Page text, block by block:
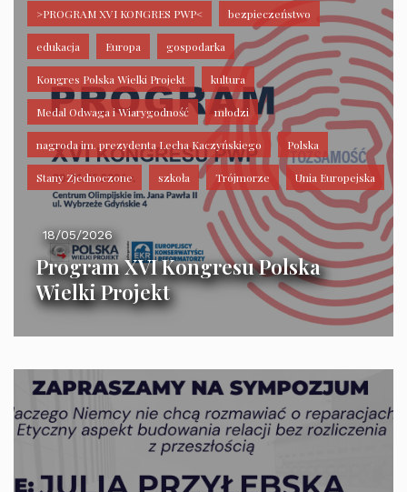
>PROGRAM XVI KONGRES PWP< bezpieczeństwo
edukacja Europa gospodarka
Kongres Polska Wielki Projekt kultura
Medal Odwaga i Wiarygodność młodzi
nagroda im. prezydenta Lecha Kaczyńskiego Polska
Stany Zjednoczone szkoła Trójmorze Unia Europejska
18/05/2026
Program XVI Kongresu Polska
Wielki Projekt